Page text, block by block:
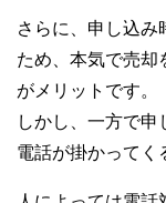
さらに、申し込み
ため、本気で売却
がメリットです。
しかし、一方で
電話が掛かってく